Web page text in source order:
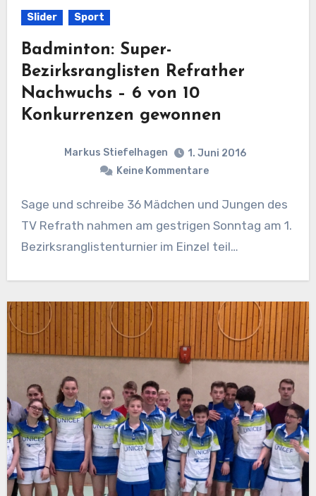
Slider Sport
Badminton: Super-
Bezirksranglisten Refrather
Nachwuchs – 6 von 10
Konkurrenzen gewonnen
Markus Stiefelhagen
1. Juni 2016
Keine Kommentare
Sage und schreibe 36 Mädchen und Jungen des
TV Refrath nahmen am gestrigen Sonntag am 1.
Bezirksranglistenturnier im Einzel teil…